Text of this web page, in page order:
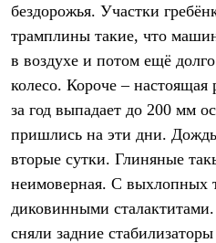
Брюки
Термобелье
Теплое термобелье
Среднее термобелье
Легкое термобелье
Лёгкая одежда
Футболки
Рубашки
Толстовки
Брюки
Женская одежда
Утепленная пухом
бездорожья. Участки
трамплины такие, что
в воздухе и потом ещё
колесо. Короче – настоящая
за год выпадает до 200 мм
пришлись на эти дни. Дождь
вторые сутки. Глиняные
неимоверная. С выхлопных
диковинными
сняли задние